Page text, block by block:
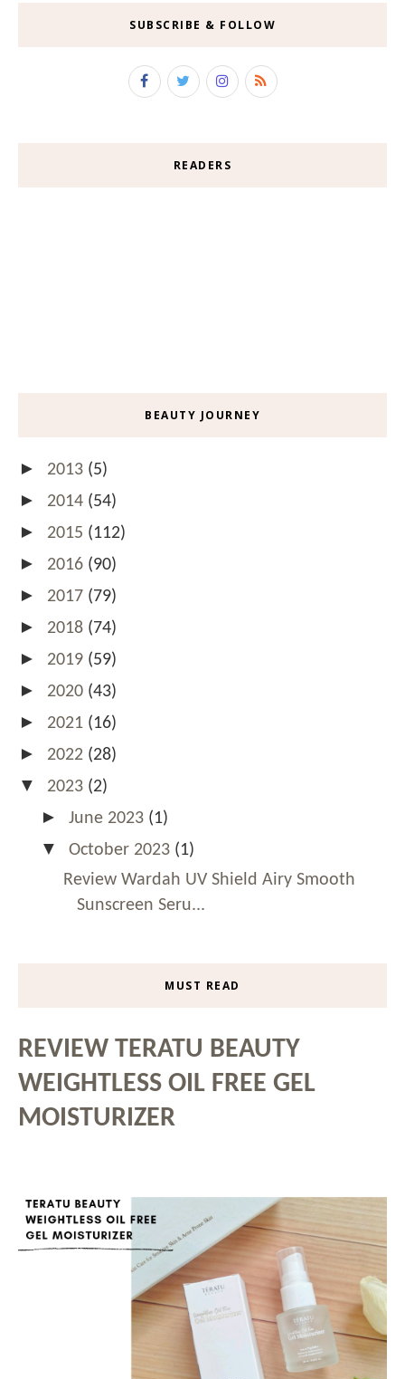
SUBSCRIBE & FOLLOW
READERS
BEAUTY JOURNEY
► 2013 (5)
► 2014 (54)
► 2015 (112)
► 2016 (90)
► 2017 (79)
► 2018 (74)
► 2019 (59)
► 2020 (43)
► 2021 (16)
► 2022 (28)
▼ 2023 (2)
► June 2023 (1)
▼ October 2023 (1)
Review Wardah UV Shield Airy Smooth
Sunscreen Seru...
MUST READ
REVIEW TERATU BEAUTY
WEIGHTLESS OIL FREE GEL
MOISTURIZER